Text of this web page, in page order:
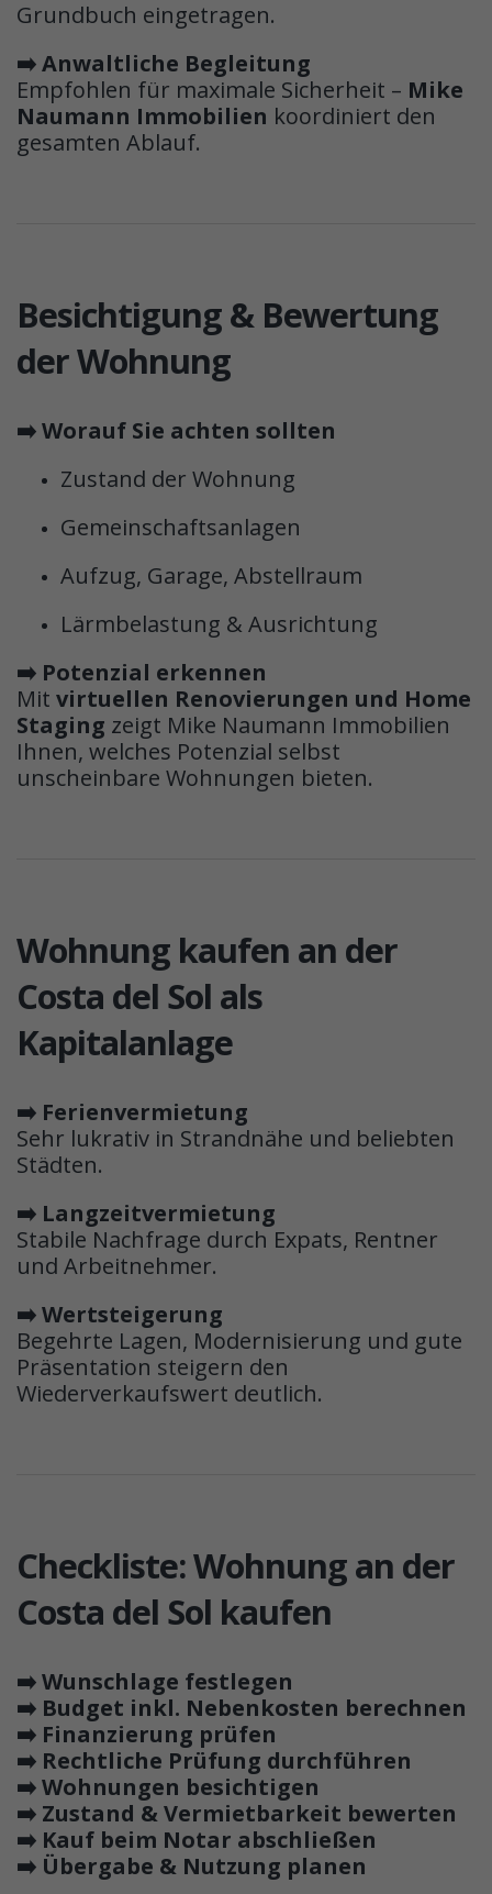
Grundbuch eingetragen.
➡️ Anwaltliche Begleitung
Empfohlen für maximale Sicherheit – Mike
Naumann Immobilien koordiniert den
gesamten Ablauf.
Besichtigung & Bewertung
der Wohnung
➡️ Worauf Sie achten sollten
Zustand der Wohnung
Gemeinschaftsanlagen
Aufzug, Garage, Abstellraum
Lärmbelastung & Ausrichtung
➡️ Potenzial erkennen
Mit virtuellen Renovierungen und Home
Staging zeigt Mike Naumann Immobilien
Ihnen, welches Potenzial selbst
unscheinbare Wohnungen bieten.
Wohnung kaufen an der
Costa del Sol als
Kapitalanlage
➡️ Ferienvermietung
Sehr lukrativ in Strandnähe und beliebten
Städten.
➡️ Langzeitvermietung
Stabile Nachfrage durch Expats, Rentner
und Arbeitnehmer.
➡️ Wertsteigerung
Begehrte Lagen, Modernisierung und gute
Präsentation steigern den
Wiederverkaufswert deutlich.
Checkliste: Wohnung an der
Costa del Sol kaufen
➡️ Wunschlage festlegen
➡️ Budget inkl. Nebenkosten berechnen
➡️ Finanzierung prüfen
➡️ Rechtliche Prüfung durchführen
➡️ Wohnungen besichtigen
➡️ Zustand & Vermietbarkeit bewerten
➡️ Kauf beim Notar abschließen
➡️ Übergabe & Nutzung planen